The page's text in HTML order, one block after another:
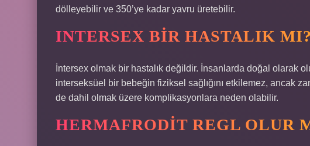
dölleyebilir ve 350’ye kadar yavru üretebilir.
INTERSEX BIR HASTALIK MI?
İntersex olmak bir hastalık değildir. İnsanlarda doğal olarak
interseksüel bir bebeğin fiziksel sağlığını etkilemez, ancak
de dahil olmak üzere komplikasyonlara neden olabilir.
HERMAFRODIT REGL OLUR